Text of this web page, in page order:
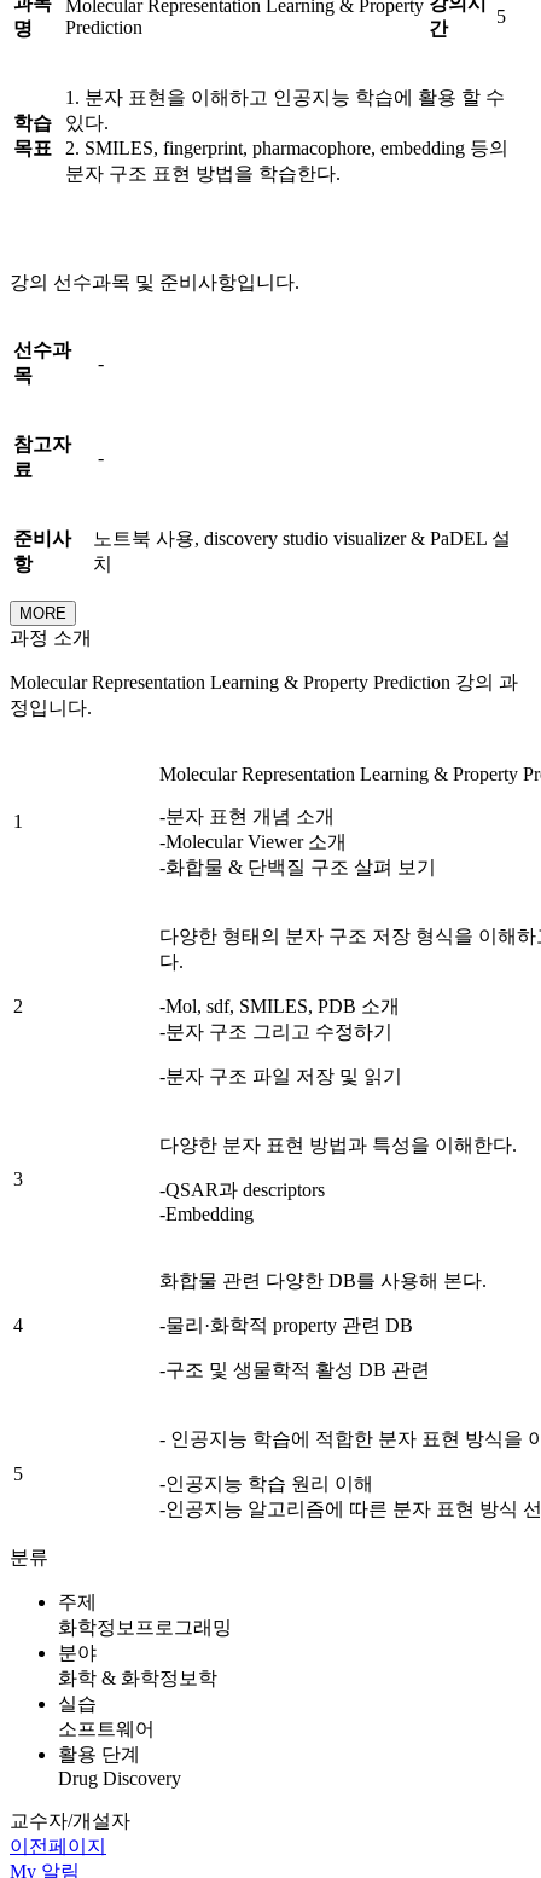
명
Molecular Representation Learning & Property
Prediction
간
5
학습
목표
1. 분자 표현을 이해하고 인공지능 학습에 활용 할 수
있다.
2. SMILES, fingerprint, pharmacophore, embedding 등의
분자 구조 표현 방법을 학습한다.
강의 선수과목 및 준비사항입니다.
선수과
목
-
참고자
료
-
준비사
항
노트북 사용, discovery studio visualizer & PaDEL 설
치
MORE
과정 소개
Molecular Representation Learning & Property Prediction 강의 과
정입니다.
1
Molecular Representation Learning & Property
-분자 표현 개념 소개
-Molecular Viewer 소개
-화합물 & 단백질 구조 살펴 보기
2
다양한 형태의 분자 구조 저장 형식을 이해
다.
-Mol, sdf, SMILES, PDB 소개
-분자 구조 그리고 수정하기
-분자 구조 파일 저장 및 읽기
3
다양한 분자 표현 방법과 특성을 이해한다.
-QSAR과 descriptors
-Embedding
4
화합물 관련 다양한 DB를 사용해 본다.
-물리·화학적 property 관련 DB
-구조 및 생물학적 활성 DB 관련
5
- 인공지능 학습에 적합한 분자 표현 방식을
-인공지능 학습 원리 이해
-인공지능 알고리즘에 따른 분자 표현 방식
분류
주제
화학정보프로그래밍
분야
화학 & 화학정보학
실습
소프트웨어
활용 단계
Drug Discovery
교수자/개설자
이전페이지
My 알림